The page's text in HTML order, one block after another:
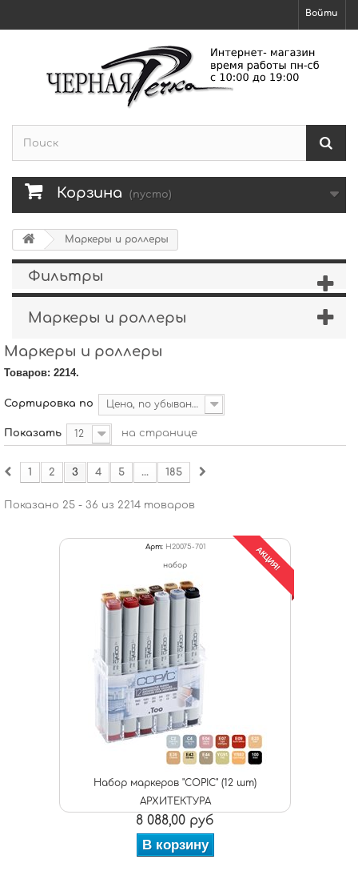
Войти
Корзина (пусто)
Маркеры и роллеры
Фильтры
Маркеры и роллеры
Маркеры и роллеры
Товаров: 2214.
Сортировка по Цена, по убыванию
Показать 12 на странице
1 2 3 4 5 ... 185
Показано 25 - 36 из 2214 товаров
Арт: H20075-701
набор
Набор маркеров "COPIC" (12 шт)
АРХИТЕКТУРА
АКЦИЯ!
8 088,00 руб
В корзину